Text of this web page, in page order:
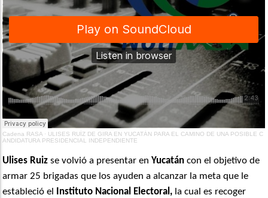
Cadena RASA · ULISES RUÍZ DE GIRA EN YUCATÁN PARA EL CAMINO DE UNA POSIBLE C
ANDIDATURA PRESIDENCIAL INDEPENDIENTE
Ulises Ruiz se volvió a presentar enYucatán con el objetivo de
armar 25 brigadas que los ayuden a alcanzar la meta que le
estableció el
Instituto Nacional Electoral, la cual es recoger